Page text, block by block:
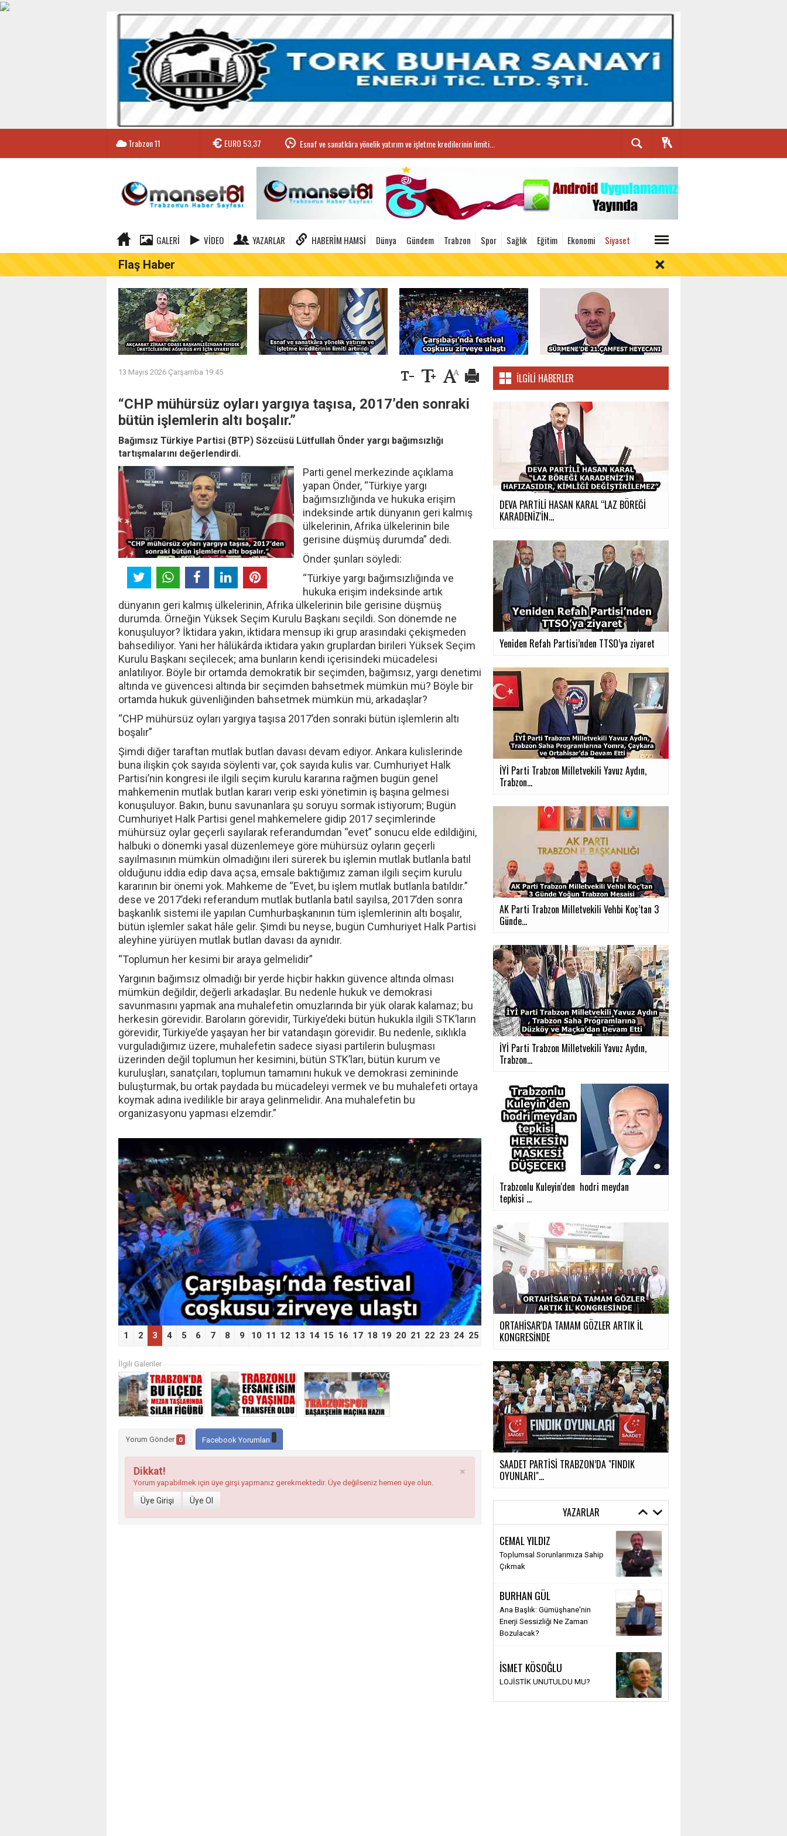
Trabzon11 EURO53,37 Esnaf ve sanatkâra yönelik yatırım ve işletme kredilerinin limiti...
GALERI VIDEO YAZARLAR HABERIM HAMSI Dünya Gündem Trabzon Spor Sağlık Eğitim Ekonomi Siyaset
Flaş Haber
AKÇAABAT ZİRAAT ODASI BAŞKANLIĞINDAN FINDIK ÜRETİCİLERİNE AĞUSTOS AYI İÇİN UYARI!
13 Mayıs 2026 Çarşamba 19:45
“CHP mühürsüz oyları yargıya taşısa, 2017’den sonraki
bütün işlemlerin altı boşalır.”
Bağımsız Türkiye Partisi (BTP) Sözcüsü Lütfullah Önder yargı bağımsızlığı
tartışmalarını değerlendirdi.
Parti genel merkezinde açıklama
yapan Önder, “Türkiye yargı
bağımsızlığında ve hukuka erişim
indeksinde artık dünyanın geri kalmış
ülkelerinin, Afrika ülkelerinin bile
gerisine düşmüş durumda” dedi.
Önder şunları söyledi:
“Türkiye yargı bağımsızlığında ve
hukuka erişim indeksinde artık
dünyanın geri kalmış ülkelerinin, Afrika ülkelerinin bile gerisine düşmüş
durumda. Örneğin Yüksek Seçim Kurulu Başkanı seçildi. Son dönemde ne
konuşuluyor? İktidara yakın, iktidara mensup iki grup arasındaki çekişmeden
bahsediliyor. Yani her hâlükârda iktidara yakın gruplardan birileri Yüksek Seçim
Kurulu Başkanı seçilecek; ama bunların kendi içerisindeki mücadelesi
anlatılıyor. Böyle bir ortamda demokratik bir seçimden, bağımsız, yargı denetimi
altında ve güvencesi altında bir seçimden bahsetmek mümkün mü? Böyle bir
ortamda hukuk güvenliğinden bahsetmek mümkün mü, arkadaşlar?
“CHP mühürsüz oyları yargıya taşısa 2017’den sonraki bütün işlemlerin altı
boşalır”
Şimdi diğer taraftan mutlak butlan davası devam ediyor. Ankara kulislerinde
buna ilişkin çok sayıda söylenti var, çok sayıda kulis var. Cumhuriyet Halk
Partisi’nin kongresi ile ilgili seçim kurulu kararına rağmen bugün genel
mahkemenin mutlak butlan kararı verip eski yönetimin iş başına gelmesi
konuşuluyor. Bakın, bunu savunanlara şu soruyu sormak istiyorum; Bugün
Cumhuriyet Halk Partisi genel mahkemelere gidip 2017 seçimlerinde
mühürsüz oylar geçerli sayılarak referandumdan “evet” sonucu elde edildiğini,
halbuki o dönemki yasal düzenlemeye göre mühürsüz oyların geçerli
sayılmasının mümkün olmadığını ileri sürerek bu işlemin mutlak butlanla batıl
olduğunu iddia edip dava açsa, emsale baktığımız zaman ilgili seçim kurulu
kararının bir önemi yok. Mahkeme de “Evet, bu işlem mutlak butlanla batıldır.”
dese ve 2017’deki referandum mutlak butlanla batıl sayılsa, 2017’den sonra
başkanlık sistemi ile yapılan Cumhurbaşkanının tüm işlemlerinin altı boşalır,
bütün işlemler sakat hâle gelir. Şimdi bu neyse, bugün Cumhuriyet Halk Partisi
aleyhine yürüyen mutlak butlan davası da aynıdır.
“Toplumun her kesimi bir araya gelmelidir”
Yargının bağımsız olmadığı bir yerde hiçbir hakkın güvence altında olması
mümkün değildir, değerli arkadaşlar. Bu nedenle hukuk ve demokrasi
savunmasını yapmak ana muhalefetin omuzlarında bir yük olarak kalamaz; bu
herkesin görevidir. Baroların görevidir, Türkiye’deki bütün hukukla ilgili STK’ların
görevidir, Türkiye’de yaşayan her bir vatandaşın görevidir. Bu nedenle, sıklıkla
vurguladığımız üzere, muhalefetin sadece siyasi partilerin buluşması
üzerinden değil toplumun her kesimini, bütün STK’ları, bütün kurum ve
kuruluşları, sanatçıları, toplumun tamamını hukuk ve demokrasi zemininde
buluşturmak, bu ortak paydada bu mücadeleyi vermek ve bu muhalefeti ortaya
koymak adına ivedilikle bir araya gelinmelidir. Ana muhalefetin bu
organizasyonu yapması elzemdir.”
1 2 3 4 5 6 7 8 9 10 11 12 13 14 15 16 17 18 19 20 21 22 23 24 25
›
İlgili Galeriler
Yorum Gönder 0 Facebook Yorumları
×
Dikkat!
Yorum yapabilmek için üye girşi yapmanız gerekmektedir. Üye değilseniz hemen üye olun.
Üye Girişi Üye Ol
İLGILI HABERLER
DEVA PARTİLİ HASAN KARAL “LAZ BÖREĞİ
KARADENİZ'İN...
Yeniden Refah Partisi’nden TTSO’ya ziyaret
İYİ Parti Trabzon Milletvekili Yavuz Aydın,
Trabzon...
AK Parti Trabzon Milletvekili Vehbi Koç’tan 3
Günde...
İYİ Parti Trabzon Milletvekili Yavuz Aydın,
Trabzon...
Trabzonlu Kuleyin'den hodri meydan
tepkisi ...
ORTAHİSAR'DA TAMAM GÖZLER ARTIK İL
KONGRESİNDE
SAADET PARTİSİ TRABZON’DA "FINDIK
OYUNLARI"...
YAZARLAR
CEMAL YILDIZ
Toplumsal Sorunlarımıza Sahip
Çıkmak
BURHAN GÜL
Ana Başlık: Gümüşhane'nin
Enerji Sessizliği Ne Zaman
Bozulacak?
İSMET KÖSOĞLU
LOJİSTİK UNUTULDU MU?